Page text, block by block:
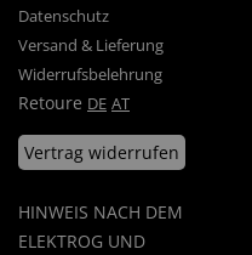
Datenschutz
Versand & Lieferung
Widerrufsbelehrung
Retoure DE AT
Vertrag widerrufen
HINWEIS NACH DEM
ELEKTROG UND